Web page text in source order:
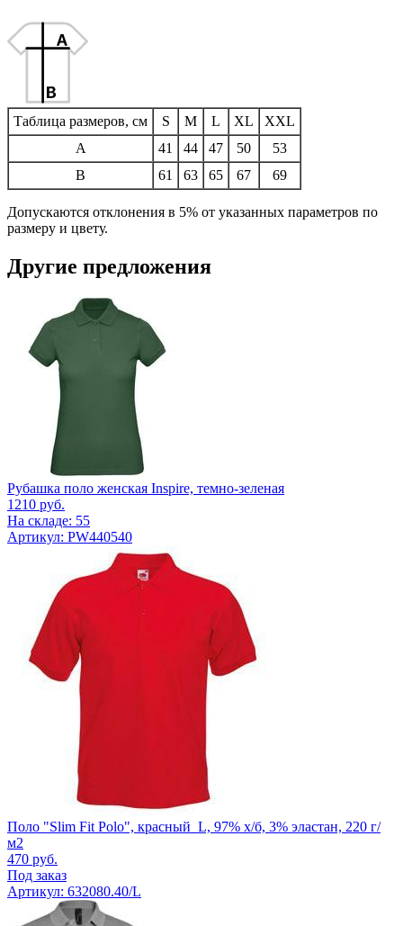
Таблица размеров, см S M L XL
XXL
A
41 44 47 50
53
B
61 63 65 67 69
Допускаются отклонения в 5% от указанных параметров по
размеру и цвету.
Другие предложения
Рубашка поло женская Inspire, темно-зеленая
1210 руб.
На складе: 55
Артикул: PW440540
Поло "Slim Fit Polo", красный_L, 97% х/б, 3% эластан, 220 г/
м2
470 руб.
Под заказ
Артикул: 632080.40/L